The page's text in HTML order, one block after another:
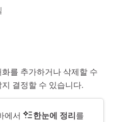
를 추가하거나 삭제할 수
결정할 수 있습니다.
에서 한눈에 정리를